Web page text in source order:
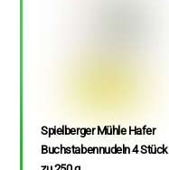
Spielberger Mühle Hafer
Buchstabennudeln 4 Stück